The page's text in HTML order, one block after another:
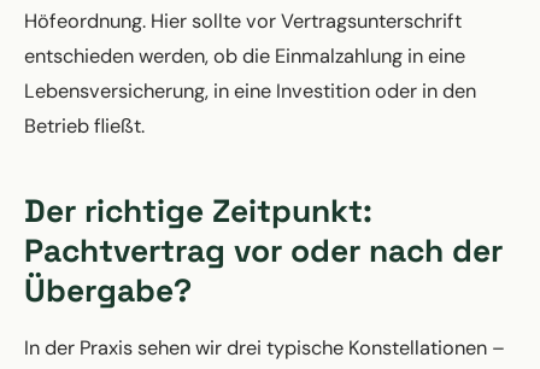
Höfeordnung. Hier sollte vor Vertragsunterschrift
entschieden werden, ob die Einmalzahlung in eine
Lebensversicherung, in eine Investition oder in den
Betrieb fließt.
Der richtige Zeitpunkt:
Pachtvertrag vor oder nach der
Übergabe?
In der Praxis sehen wir drei typische Konstellationen –